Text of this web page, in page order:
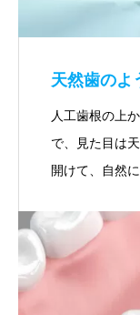
天然歯のよ
人工歯根の上
で、見た目は
開けて、自然